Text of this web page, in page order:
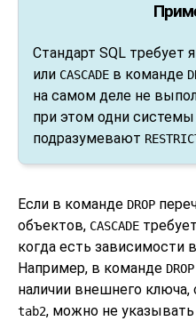
Стандарт SQL требует
или CASCADE в команде
на самом деле не
при этом одни
подразумевают
Если в команде DROP
объектов, CASCADE
когда есть зависимости
Например, в команде
наличии внешнего
tab2, можно не указывать